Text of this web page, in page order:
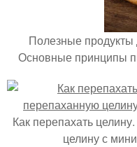
Полезные продукты
Основные принципы
Как перепахать
целину с